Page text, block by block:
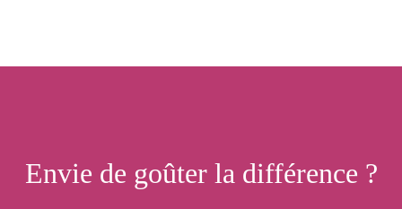
Envie de goûter la différence ?